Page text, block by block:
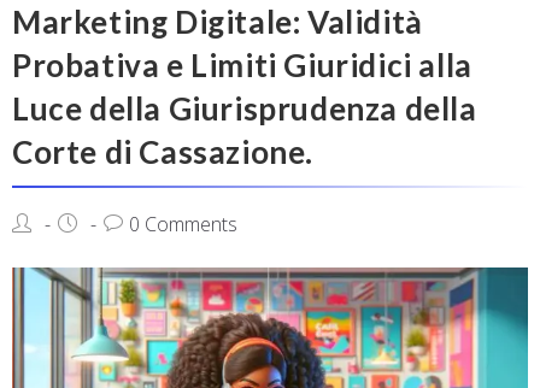
Marketing Digitale: Validità
Probativa e Limiti Giuridici alla
Luce della Giurisprudenza della
Corte di Cassazione.
0 Comments